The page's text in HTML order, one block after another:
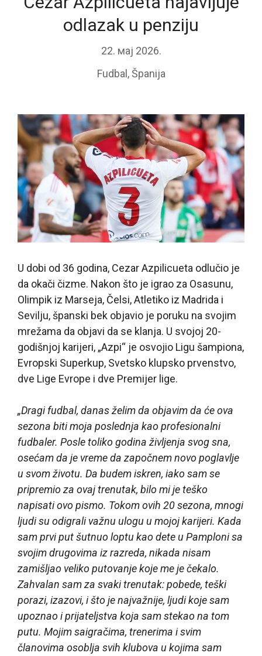
odlazak u penziju
22. мај 2026.
Fudbal ,Španija
U dobi od 36 godina, Cezar Azpilicueta odlučio je
da okači čizme. Nakon što je igrao za Osasunu,
Olimpik iz Marseja, Čelsi, Atletiko iz Madrida i
Sevilju, španski bek objavio je poruku na svojim
mrežama da objavi da se klanja. U svojoj 20-
godišnjoj karijeri, „Azpi“ je osvojio Ligu šampiona,
Evropski Superkup, Svetsko klupsko prvenstvo,
dve Lige Evrope i dve Premijer lige.
„Dragi fudbal, danas želim da objavim da će ova
sezona biti moja poslednja kao profesionalni
fudbaler. Posle toliko godina življenja svog sna,
osećam da je vreme da započnem novo poglavlje
u svom životu. Da budem iskren, iako sam se
pripremio za ovaj trenutak, bilo mi je teško
napisati ovo pismo. Tokom ovih 20 sezona, mnogi
ljudi su odigrali važnu ulogu u mojoj karijeri. Kada
sam prvi put šutnuo loptu kao dete u Pamploni sa
svojim drugovima iz razreda, nikada nisam
zamišljao veliko putovanje koje me je čekalo.
Zahvalan sam za svaki trenutak: pobede, teški
porazi, izazovi, i što je najvažnije, ljudi koje sam
upoznao i prijateljstva koja sam stekao na tom
putu. Mojim saigračima, trenerima i svim
članovima osoblja svih klubova u kojima sam